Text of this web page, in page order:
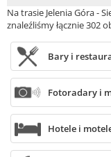
Na trasie Jelenia Góra -
znaleźliśmy łącznie 302
Bary i
Fotoradary i
Hotele i